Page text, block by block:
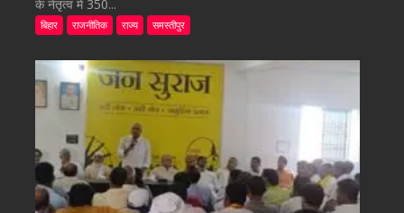
के नेतृत्व में 350...
बिहार राजनीतिक राज्य समस्तीपुर